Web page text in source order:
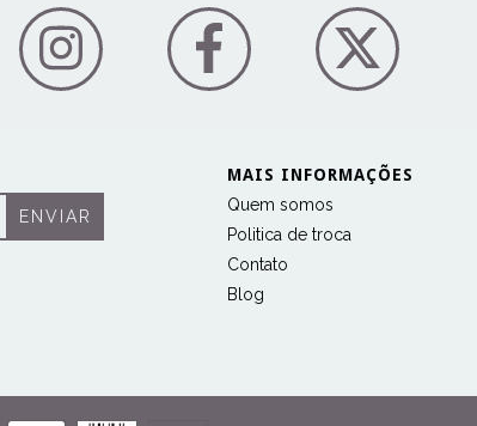
MAIS INFORMAÇÕES
Quem somos
Politica de troca
Contato
Blog